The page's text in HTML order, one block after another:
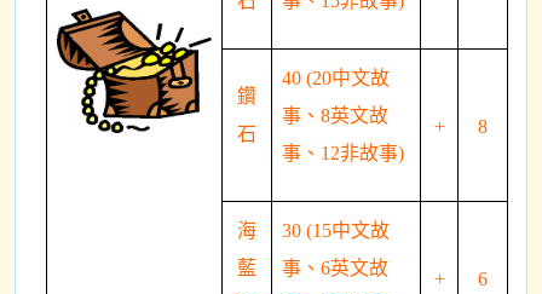
鑽
石
40 (20中文故
事、8英文故
事、12非故事)
+ 8
海
藍
30 (15中文故
事、6英文故
+ 6